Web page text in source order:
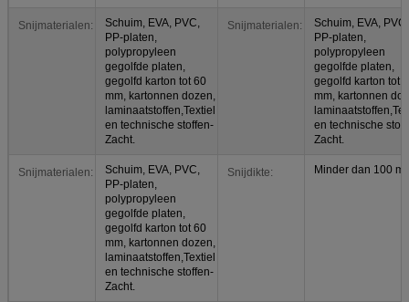
Snijmaterialen:
Schuim, EVA, PVC,
PP-platen,
polypropyleen
gegolfde platen,
gegolfd karton tot 60
mm, kartonnen dozen,
laminaatstoffen,Textiel
en technische stoffen-
Zacht.
Snijmaterialen:
Schuim, EVA, PVC,
PP-platen,
polypropyleen
gegolfde platen,
gegolfd karton tot
mm, kartonnen
en technische
Zacht.
Snijmaterialen:
Schuim, EVA, PVC,
PP-platen,
polypropyleen
gegolfde platen,
gegolfd karton tot 60
mm, kartonnen dozen,
laminaatstoffen,Textiel
en technische stoffen-
Zacht.
Snijdikte: Minder dan 100